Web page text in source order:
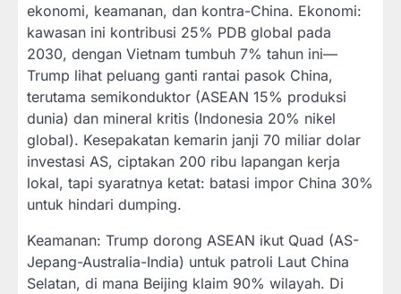
ekonomi, keamanan, dan kontra-China. Ekonomi:
kawasan ini kontribusi 25% PDB global pada
2030, dengan Vietnam tumbuh 7% tahun ini—
Trump lihat peluang ganti rantai pasok China,
terutama semikonduktor (ASEAN 15% produksi
dunia) dan mineral kritis (Indonesia 20% nikel
global). Kesepakatan kemarin janji 70 miliar dolar
investasi AS, ciptakan 200 ribu lapangan kerja
lokal, tapi syaratnya ketat: batasi impor China 30%
untuk hindari dumping.
Keamanan: Trump dorong ASEAN ikut Quad (AS-
Jepang-Australia-India) untuk patroli Laut China
Selatan, di mana Beijing klaim 90% wilayah. Di